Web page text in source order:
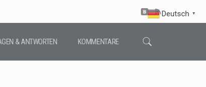
& ANTWORTEN KOMMENTARE
Deutsch ▼